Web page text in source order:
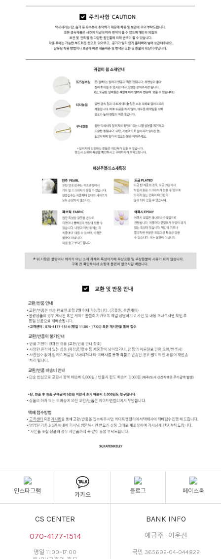
인스타그램
카카오
블로그 페이스북
CS CENTER
070-4177-1514
평일 11:00~17:00
BANK INFO
예금주 : 이윤선
국민 365602-04-044822